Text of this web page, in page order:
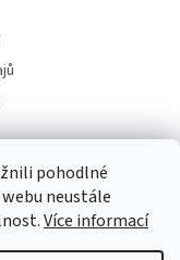
pohodlné
neustále
Více informací